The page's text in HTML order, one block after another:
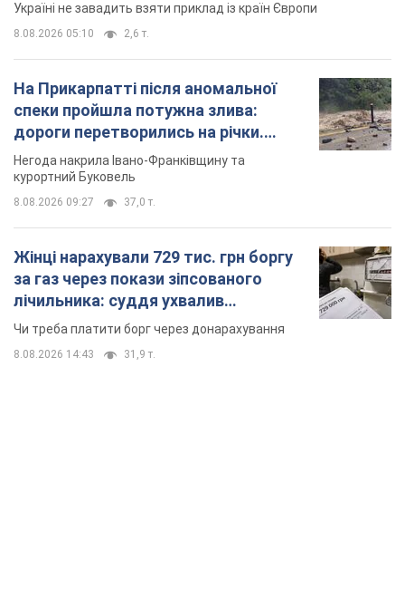
Україні не завадить взяти приклад із країн Європи
8.08.2026 05:10 2,6 т.
На Прикарпатті після аномальної
спеки пройшла потужна злива:
дороги перетворились на річки.
Відео
Негода накрила Івано-Франківщину та
курортний Буковель
8.08.2026 09:27 37,0 т.
Жінці нарахували 729 тис. грн боргу
за газ через покази зіпсованого
лічильника: суддя ухвалив
неочікуване рішення
Чи треба платити борг через донарахування
8.08.2026 14:43 31,9 т.